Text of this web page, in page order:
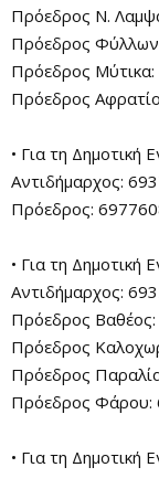
Πρόεδρος Ν.
Πρόεδρος
Πρόεδρος
Πρόεδρος
• Για τη Δημοτική
Αντιδήμαρχος:
Πρόεδρος:
• Για τη Δημοτική
Αντιδήμαρχος:
Πρόεδρος
Πρόεδρος
Πρόεδρος
Πρόεδρος Φάρου:
• Για τη Δημοτική